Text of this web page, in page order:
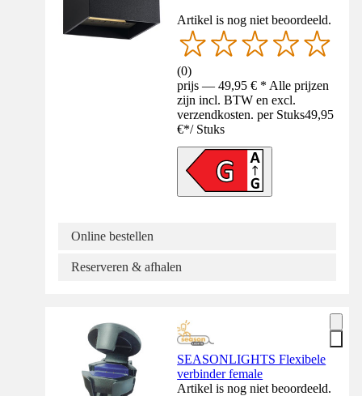
Artikel is nog niet beoordeeld.
(0)
prijs — 49,95 € * Alle prijzen
zijn incl. BTW en excl.
verzendkosten. per Stuks49,95
€*/ Stuks
Online bestellen
Reserveren & afhalen
SEASONLIGHTS Flexibele
verbinder female
Artikel is nog niet beoordeeld.